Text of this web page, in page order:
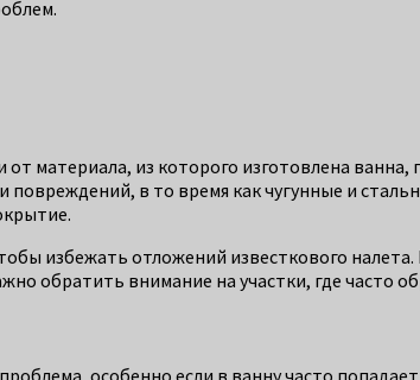
материала, из которого изготовлена
в то время как чугунные и
избежать отложений известкового
обратить внимание на участки, где часто